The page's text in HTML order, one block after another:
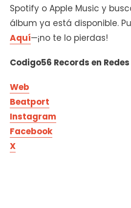
Spotify o Apple Music y
álbum ya está disponible.
Aquí—¡no te lo pierdas!
Codigo56 Records en
Web
Beatport
Instagram
Facebook
X